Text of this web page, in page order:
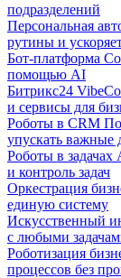
подразделений
Персональная
рутины и
Бот-платформа
помощью AI
Битрикс24
и сервисы для
Роботы в CRM
упускать важные
Роботы в задачах
и контроль задач
Оркестрация
единую систему
Искусственный
с любыми
Роботизация
процессов без